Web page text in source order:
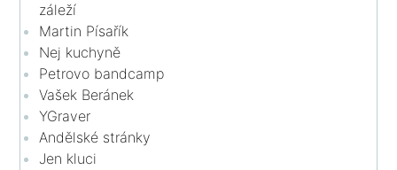
záleží
Martin Písařík
Nej kuchyně
Petrovo bandcamp
Vašek Beránek
YGraver
Andělské stránky
Jen kluci